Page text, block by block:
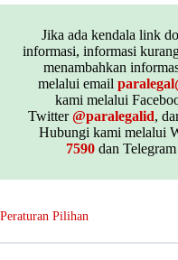
Jika ada kendala link
informasi, informasi
menambahkan
melalui email
kami melalui
Twitter@paralegalid,
Hubungi kami melalui
7590dan Telegram
Peraturan Pilihan